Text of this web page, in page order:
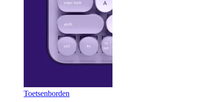
Toetsenborden